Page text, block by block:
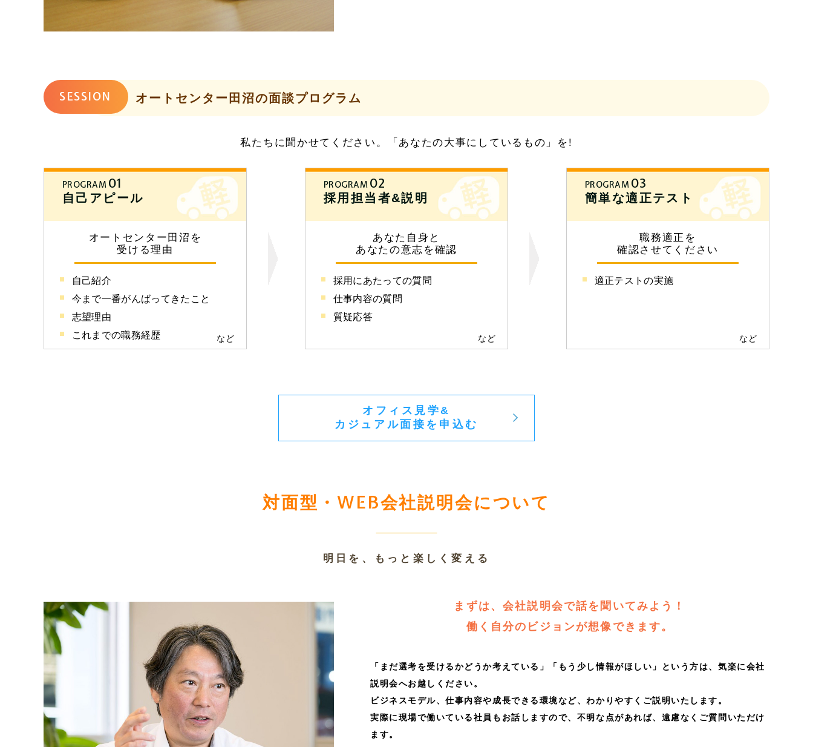
オートセンター田沼の面談プログラム
SESSION
私たちに聞かせてください。 「あなたの大事にしているもの」を!
PROGRAM 01
自己アピール
オートセンター田沼を
受ける理由
自己紹介
今まで一番がんばってきたこと
志望理由
これまでの職務経歴
など
PROGRAM 02
採用担当者&説明
あなた自身と
あなたの意志を確認
採用にあたっての質問
仕事内容の質問
質疑応答
など
PROGRAM 03
簡単な適正テスト
職務適正を
確認させてください
適正テストの実施
など
オフィス見学&
カジュアル面接を申込む
対面型・WEB会社説明会について
明日を、もっと楽しく変える
まずは、会社説明会で話を聞いてみよう！
働く自分のビジョンが想像できます。
「まだ選考を受けるかどうか考えている」「もう少し情報がほしい」という方は、気楽に会社
説明会へお越しください。
ビジネスモデル、仕事内容や成長できる環境など、わかりやすくご説明いたします。
実際に現場で働いている社員もお話しますので、不明な点があれば、遠慮なくご質問いただけ
ます。